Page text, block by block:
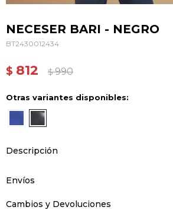
NECESER BARI - NEGRO
BT2430012434
$ 812 $ 990
Otras variantes disponibles:
Descripción
Envíos
Cambios y Devoluciones